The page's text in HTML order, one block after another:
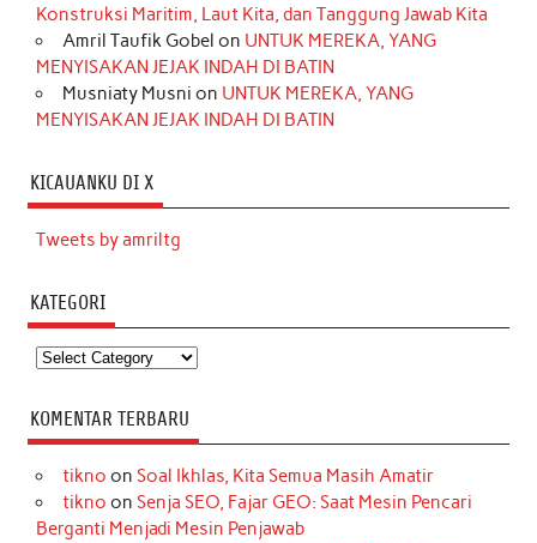
Konstruksi Maritim, Laut Kita, dan Tanggung Jawab Kita
Amril Taufik Gobel on UNTUK MEREKA, YANG
MENYISAKAN JEJAK INDAH DI BATIN
Musniaty Musni on UNTUK MEREKA, YANG
MENYISAKAN JEJAK INDAH DI BATIN
KICAUANKU DI X
Tweets by amriltg
KATEGORI
Kategori
KOMENTAR TERBARU
tikno on Soal Ikhlas, Kita Semua Masih Amatir
tikno on Senja SEO, Fajar GEO: Saat Mesin Pencari
Berganti Menjadi Mesin Penjawab